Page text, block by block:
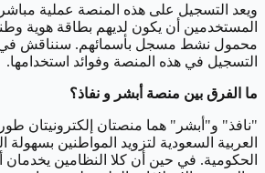
ويعد التسجيل على هذه المنصة عملية
المستخدمين أن يكون لديهم بطاقة هوية
محمول نشط مسجل بأسمائهم. سنناقش في
التسجيل في هذه المنصة وفوائد استخدامها.
ما الفرق بين منصة أبشر و نفاذ؟
"نافذ" و"أبشر" هما منصتان إلكترونيتان
العربية السعودية لتزويد المواطنين
الحكومية. في حين أن كلا النظامين يخدمان